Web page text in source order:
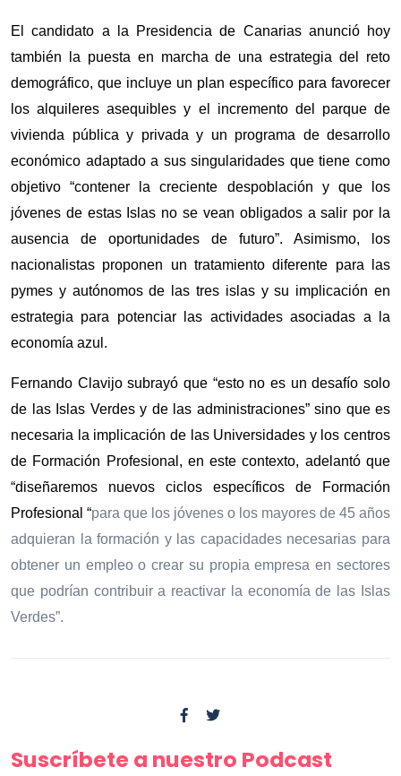
El candidato a la Presidencia de Canarias anunció hoy
también la puesta en marcha de una estrategia del reto
demográfico, que incluye un plan específico para favorecer
los alquileres asequibles y el incremento del parque de
vivienda pública y privada y un programa de desarrollo
económico adaptado a sus singularidades que tiene como
objetivo “contener la creciente despoblación y que los
jóvenes de estas Islas no se vean obligados a salir por la
ausencia de oportunidades de futuro”. Asimismo, los
nacionalistas proponen un tratamiento diferente para las
pymes y autónomos de las tres islas y su implicación en
estrategia para potenciar las actividades asociadas a la
economía azul.
Fernando Clavijo subrayó que “esto no es un desafío solo
de las Islas Verdes y de las administraciones” sino que es
necesaria la implicación de las Universidades y los centros
de Formación Profesional, en este contexto, adelantó que
“diseñaremos nuevos ciclos específicos de Formación
Profesional “para que los jóvenes o los mayores de 45 años
adquieran la formación y las capacidades necesarias para
obtener un empleo o crear su propia empresa en sectores
que podrían contribuir a reactivar la economía de las Islas
Verdes”.
Suscríbete a nuestro Podcast